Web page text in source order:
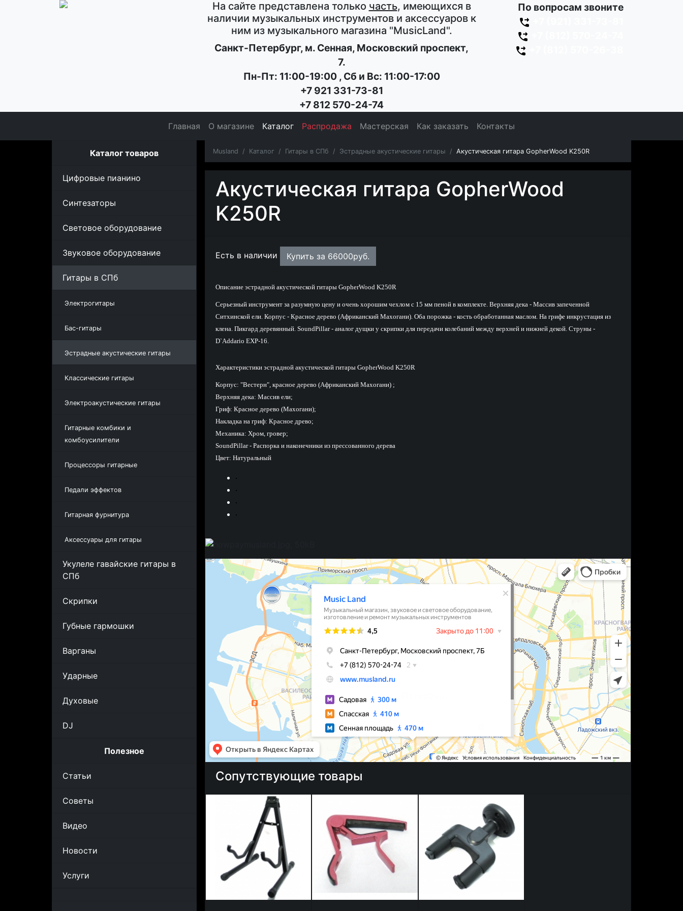
На сайте представлена только часть, имеющихся в
наличии музыкальных инструментов и аксессуаров к
ним из музыкального магазина "MusicLand".
Санкт-Петербург, м. Сенная, Московский проспект,
7.
Пн-Пт: 11:00-19:00 , Сб и Вс: 11:00-17:00
+7 921 331-73-81
+7 812 570-24-74
По вопросам звоните
Главная О магазине Каталог Распродажа Мастерская Как заказать Контакты
Каталог товаров
Цифровые пианино
Синтезаторы
Световое оборудование
Звуковое оборудование
Гитары в СПб
Электрогитары
Бас-гитары
Эстрадные акустические гитары
Классические гитары
Электроакустические гитары
Гитарные комбики и
комбоусилители
Процессоры гитарные
Педали эффектов
Гитарная фурнитура
Аксессуары для гитары
Укулеле гавайские гитары в
СПб
Скрипки
Губные гармошки
Варганы
Ударные
Духовые
DJ
Полезное
Статьи
Советы
Видео
Новости
Услуги
Musland Каталог Гитары в СПб Эстрадные акустические гитары Акустическая гитара GopherWood K250R
Акустическая гитара GopherWood
K250R
Есть в наличии Купить за 66000руб.
Описание эстрадной акустической гитары GopherWood K250R
Серьезный инструмент за разумную цену и очень хорошим чехлом с 15 мм пеной в комплекте. Верхняя дека - Массив запеченной
Ситхинской ели. Корпус - Красное дерево (Африканский Махогани). Оба порожка - кость обработанная маслом. На грифе инкрустация из
клена. Пикгард деревянный. SoundPillar - аналог дущки у скрипки для передачи колебаний между верхней и нижней декой. Струны -
D`Addario EXP-16.
Характеристики эстрадной акустической гитары GopherWood K250R
Корпус: "Вестерн", красное дерево (Африканский Махогани) ;
Верхняя дека: Массив ели;
Гриф: Красное дерево (Махогани);
Накладка на гриф: Красное древо;
Механика: Хром, гровер;
SoundPillar - Распорка и наконечники из прессованного дерева
Цвет: Натуральный
Сопутствующие товары